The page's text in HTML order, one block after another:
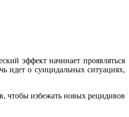
эффект начинает проявляться
идет о суицидальных ситуациях,
чтобы избежать новых рецидивов